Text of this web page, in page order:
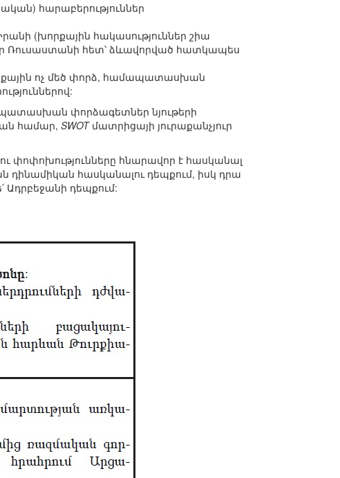
հարաբերություններ
(խորքային հակասություններ շիա
Ռուսաստանի հետ՝ ձևավորված հատկապես
ոչ մեծ փորձ, համապատասխան
փորձագետներ նյութերի
համար, SWOTմատրիցայի յուրաքանչյուր
փոփոխությունները հնարավոր է հասկանալ
դինամիկան հասկանալու դեպքում, իսկ դրա
դեպքում: